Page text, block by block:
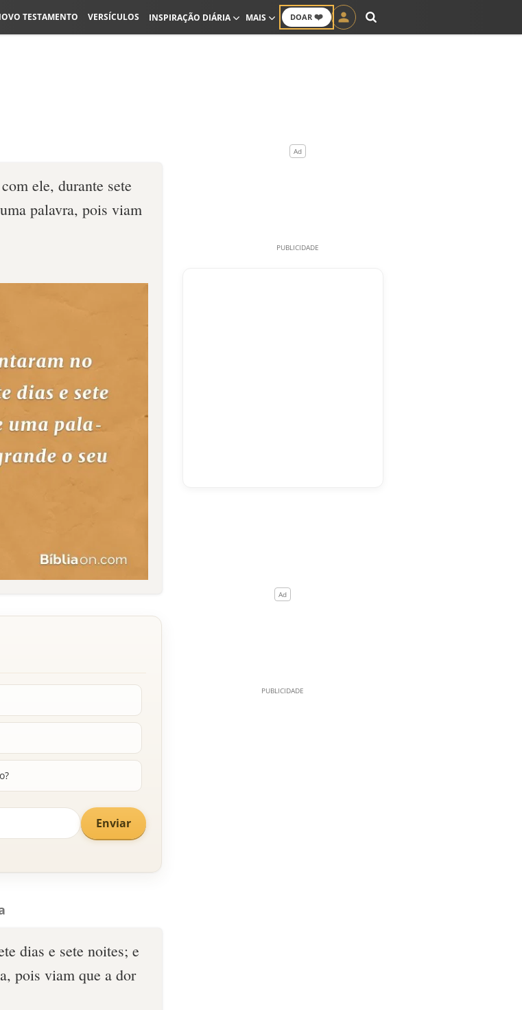
DOAR ❤️
TESTAMENTO VERSÍCULOS INSPIRAÇÃO DIÁRIA MAIS
ele, durante sete
pala­vra, pois viam
Enviar
dias e sete noites; e
pois viam que a dor